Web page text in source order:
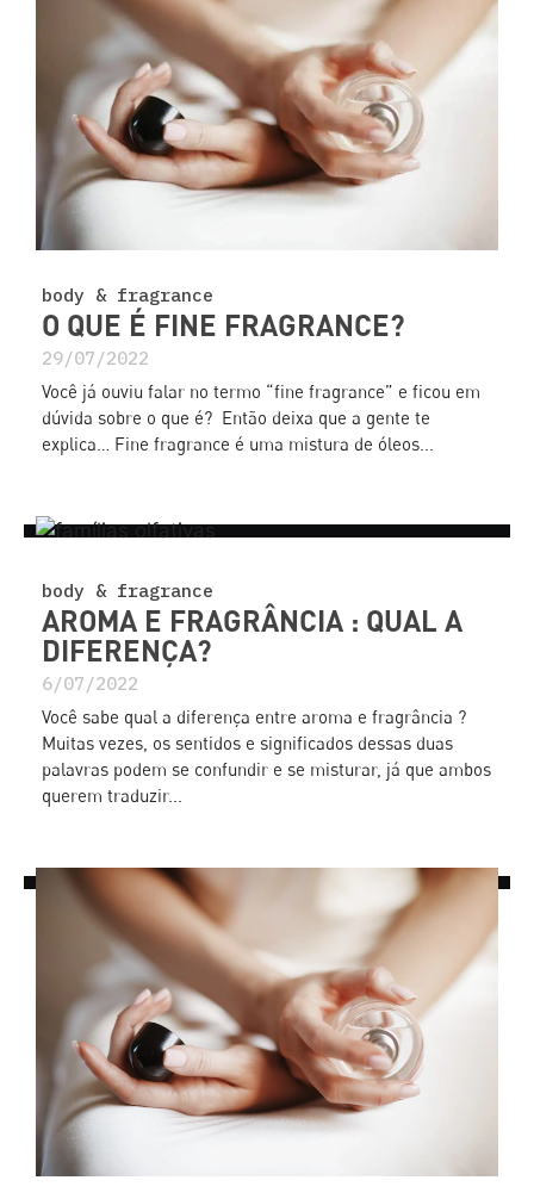
body & fragrance
O QUE É FINE FRAGRANCE?
29/07/2022
Você já ouviu falar no termo “fine fragrance” e ficou em
dúvida sobre o que é? Então deixa que a gente te
explica… Fine fragrance é uma mistura de óleos...
body & fragrance
AROMA E FRAGRÂNCIA : QUAL A
DIFERENÇA?
6/07/2022
Você sabe qual a diferença entre aroma e fragrância ?
Muitas vezes, os sentidos e significados dessas duas
palavras podem se confundir e se misturar, já que ambos
querem traduzir...